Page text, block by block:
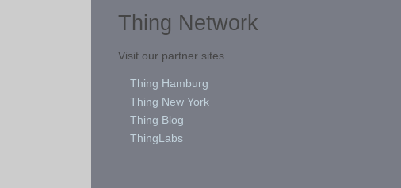
Thing Network
Visit our partner sites
Thing Hamburg
Thing New York
Thing Blog
ThingLabs